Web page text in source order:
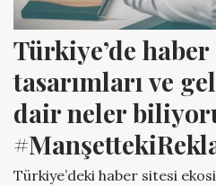
Türkiye’de haber
tasarımları ve
dair neler
Türkiye’deki haber sitesi